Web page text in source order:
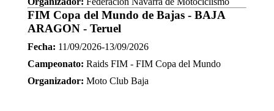
FIM Copa del Mundo de Bajas - BAJA
ARAGON - Teruel
Fecha: 11/09/2026-13/09/2026
Campeonato: Raids FIM - FIM Copa del Mundo
Organizador: Moto Club Baja